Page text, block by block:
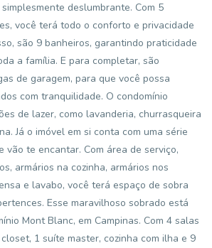
deslumbrante. Com 5
você terá todo o conforto e privacidade
são 9 banheiros, garantindo praticidade
a família. E para completar, são
de garagem, para que você possa
com tranquilidade. O condomínio
de lazer, como lavanderia, churrasqueira
Já o imóvel em si conta com uma série
vão te encantar. Com área de serviço,
armários na cozinha, armários nos
e lavabo, você terá espaço de sobra
Esse maravilhoso sobrado está
Mont Blanc, em Campinas. Com 4 salas
1 suíte master, cozinha com ilha e 9